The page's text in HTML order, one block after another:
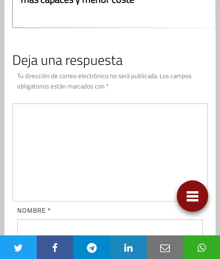
Deja una respuesta
Tu dirección de correo electrónico no será publicada. Los campos
obligatorios están marcados con *
NOMBRE *